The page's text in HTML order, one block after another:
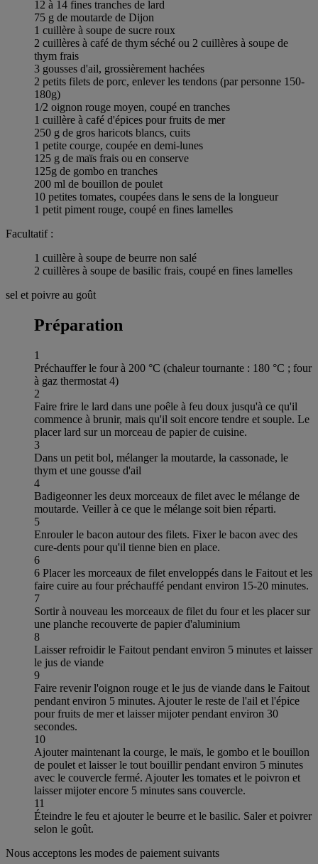
12 à 14 fines tranches de lard
75 g de moutarde de Dijon
1 cuillère à soupe de sucre roux
2 cuillères à café de thym séché ou 2 cuillères à soupe de
thym frais
3 gousses d'ail, grossièrement hachées
2 petits filets de porc, enlever les tendons (par personne 150-
180g)
1/2 oignon rouge moyen, coupé en tranches
1 cuillère à café d'épices pour fruits de mer
250 g de gros haricots blancs, cuits
1 petite courge, coupée en demi-lunes
125 g de maïs frais ou en conserve
125g de gombo en tranches
200 ml de bouillon de poulet
10 petites tomates, coupées dans le sens de la longueur
1 petit piment rouge, coupé en fines lamelles
Facultatif :
1 cuillère à soupe de beurre non salé
2 cuillères à soupe de basilic frais, coupé en fines lamelles
sel et poivre au goût
Préparation
1
Préchauffer le four à 200 °C (chaleur tournante : 180 °C ; four
à gaz thermostat 4)
2
Faire frire le lard dans une poêle à feu doux jusqu'à ce qu'il
commence à brunir, mais qu'il soit encore tendre et souple. Le
placer lard sur un morceau de papier de cuisine.
3
Dans un petit bol, mélanger la moutarde, la cassonade, le
thym et une gousse d'ail
4
Badigeonner les deux morceaux de filet avec le mélange de
moutarde. Veiller à ce que le mélange soit bien réparti.
5
Enrouler le bacon autour des filets. Fixer le bacon avec des
cure-dents pour qu'il tienne bien en place.
6
6 Placer les morceaux de filet enveloppés dans le Faitout et les
faire cuire au four préchauffé pendant environ 15-20 minutes.
7
Sortir à nouveau les morceaux de filet du four et les placer sur
une planche recouverte de papier d'aluminium
8
Laisser refroidir le Faitout pendant environ 5 minutes et laisser
le jus de viande
9
Faire revenir l'oignon rouge et le jus de viande dans le Faitout
pendant environ 5 minutes. Ajouter le reste de l'ail et l'épice
pour fruits de mer et laisser mijoter pendant environ 30
secondes.
10
Ajouter maintenant la courge, le maïs, le gombo et le bouillon
de poulet et laisser le tout bouillir pendant environ 5 minutes
avec le couvercle fermé. Ajouter les tomates et le poivron et
laisser mijoter encore 5 minutes sans couvercle.
11
Éteindre le feu et ajouter le beurre et le basilic. Saler et poivrer
selon le goût.
Nous acceptons les modes de paiement suivants